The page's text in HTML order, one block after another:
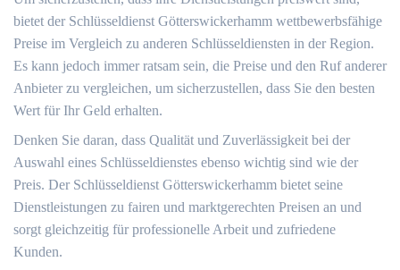
bietet der Schlüsseldienst Götterswickerhamm wettbewerbsfähige
Preise im Vergleich zu anderen Schlüsseldiensten in der Region.
Es kann jedoch immer ratsam sein, die Preise und den Ruf anderer
Anbieter zu vergleichen, um sicherzustellen, dass Sie den besten
Wert für Ihr Geld erhalten.​
Denken Sie daran, dass Qualität und Zuverlässigkeit bei der
Auswahl eines Schlüsseldienstes ebenso wichtig sind wie der
Preis.​ Der Schlüsseldienst Götterswickerhamm bietet seine
Dienstleistungen zu fairen und marktgerechten Preisen an und
sorgt gleichzeitig für professionelle Arbeit und zufriedene
Kunden.​